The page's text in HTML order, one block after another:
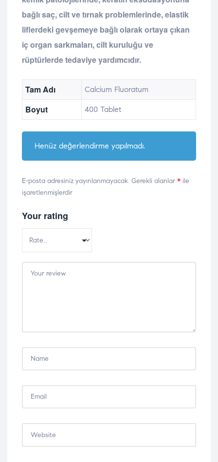
bağlı saç, cilt ve tırnak problemlerinde, elastik
liflerdeki gevşemeye bağlı olarak ortaya çıkan
iç organ sarkmaları, cilt kuruluğu ve
rüptürlerde tedaviye yardımcıdır.
Tam Adı Calcium Fluoratum
Boyut 400 Tablet
Henüz değerlendirme yapılmadı.
E-posta adresiniz yayınlanmayacak. Gerekli alanlar * ile
işaretlenmişlerdir
Your rating